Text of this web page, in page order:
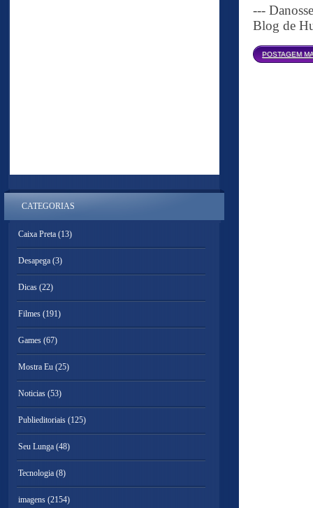
---
Blog de
POSTAGEM
CATEGORIAS
Caixa Preta (13)
Desapega (3)
Dicas (22)
Filmes (191)
Games (67)
Mostra Eu (25)
Noticias (53)
Publieditoriais (125)
Seu Lunga (48)
Tecnologia (8)
imagens (2154)